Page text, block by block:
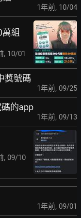
1年前, 10/04
組
, 10/01
獎號碼
1年前, 09/25
的app
1年前, 09/13
, 09/10
1年前, 09/01